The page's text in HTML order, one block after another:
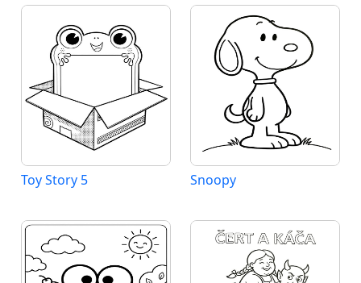
Toy Story 5 Snoopy